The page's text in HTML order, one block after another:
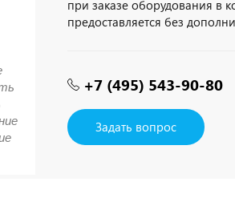
при заказе оборудования в
предоставляется без
+7 (495) 543-90-80
Задать вопрос